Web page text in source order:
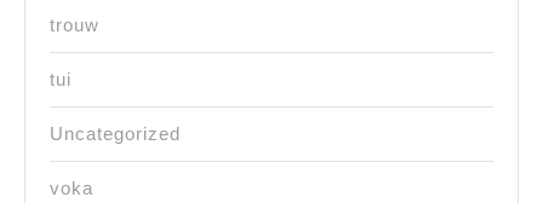
trouw
tui
Uncategorized
voka